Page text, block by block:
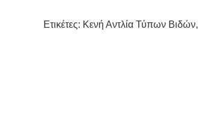
Ετικέτες: Κενή Αντλία Τύπων Βιδών,